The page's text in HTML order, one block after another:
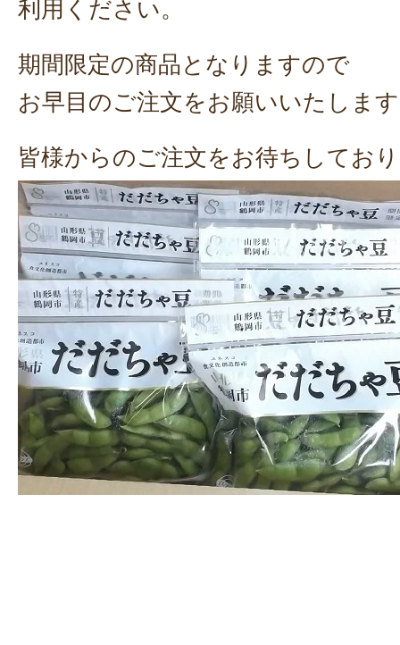
利用ください。
期間限定の商品となりますので
お早目のご注文をお願いいたしま
皆様からのご注文をお待ちしてお